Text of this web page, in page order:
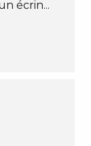
écrin...